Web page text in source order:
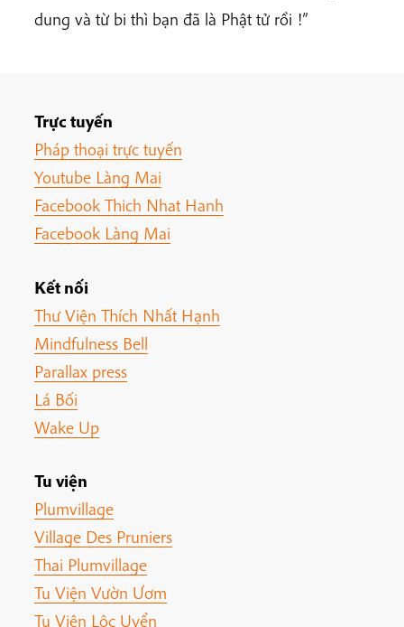
dung và từ bi thì bạn đã là Phật tử rồi !”
Trực tuyến
Pháp thoại trực tuyến
Youtube Làng Mai
Facebook Thich Nhat Hanh
Facebook Làng Mai
Kết nối
Thư Viện Thích Nhất Hạnh
Mindfulness Bell
Parallax press
Lá Bối
Wake Up
Tu viện
Plumvillage
Village Des Pruniers
Thai Plumvillage
Tu Viện Vườn Ươm
Tu Viện Lộc Uyển